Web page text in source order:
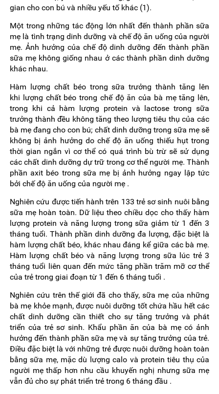
gian cho con bú và nhiều yếu tố khác (1).
Một trong những tác động lớn nhất đến thành phần sữa
mẹ là tình trạng dinh dưỡng và chế độ ăn uống của người
mẹ. Ảnh hưởng của chế độ dinh dưỡng đến thành phần
sữa mẹ không giống nhau ở các thành phần dinh dưỡng
khác nhau.
Hàm lượng chất béo trong sữa trưởng thành tăng lên
khi lượng chất béo trong chế độ ăn của bà mẹ tăng lên,
trong khi cả hàm lượng protein và lactose trong sữa
trưởng thành đều không tăng theo lượng tiêu thụ của các
bà mẹ đang cho con bú; chất dinh dưỡng trong sữa mẹ sẽ
không bị ảnh hưởng do chế độ ăn uống thiếu hụt trong
thời gian ngắn vì cơ thể có quá trình bù trừ sẽ sử dụng
các chất dinh dưỡng dự trữ trong cơ thể người mẹ. Thành
phần axit béo trong sữa mẹ bị ảnh hưởng ngay lập tức
bởi chế độ ăn uống của người mẹ .
Nghiên cứu được tiến hành trên 133 trẻ sơ sinh nuôi bằng
sữa mẹ hoàn toàn. Dữ liệu theo chiều dọc cho thấy hàm
lượng protein và năng lượng trong sữa giảm từ 1 đến 3
tháng tuổi. Thành phần dinh dưỡng đa lượng, đặc biệt là
hàm lượng chất béo, khác nhau đáng kể giữa các bà mẹ.
Hàm lượng chất béo và năng lượng trong sữa lúc trẻ 3
tháng tuổi liên quan đến mức tăng phần trăm mỡ cơ thể
của trẻ trong giai đoạn từ 1 đến 6 tháng tuổi .
Nghiên cứu trên thế giới đã cho thấy, sữa mẹ của những
bà mẹ khỏe mạnh, được nuôi dưỡng tốt chứa hầu hết các
chất dinh dưỡng cần thiết cho sự tăng trưởng và phát
triển của trẻ sơ sinh. Khẩu phần ăn của bà mẹ có ảnh
hưởng đến thành phần sữa mẹ và sự tăng trưởng của trẻ.
Điều đặc biệt là với những trẻ được nuôi dưỡng hoàn toàn
bằng sữa mẹ, mặc dù lượng calo và protein tiêu thụ của
người mẹ thấp hơn nhu cầu khuyến nghị nhưng sữa mẹ
vẫn đủ cho sự phát triển trẻ trong 6 tháng đầu .